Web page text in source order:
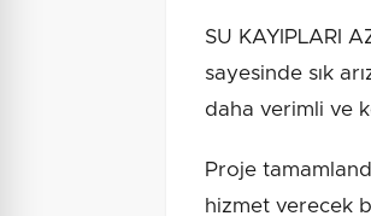
SU KAYIPLARI
sayesinde sık
daha verimli ve
Proje
hizmet verecek